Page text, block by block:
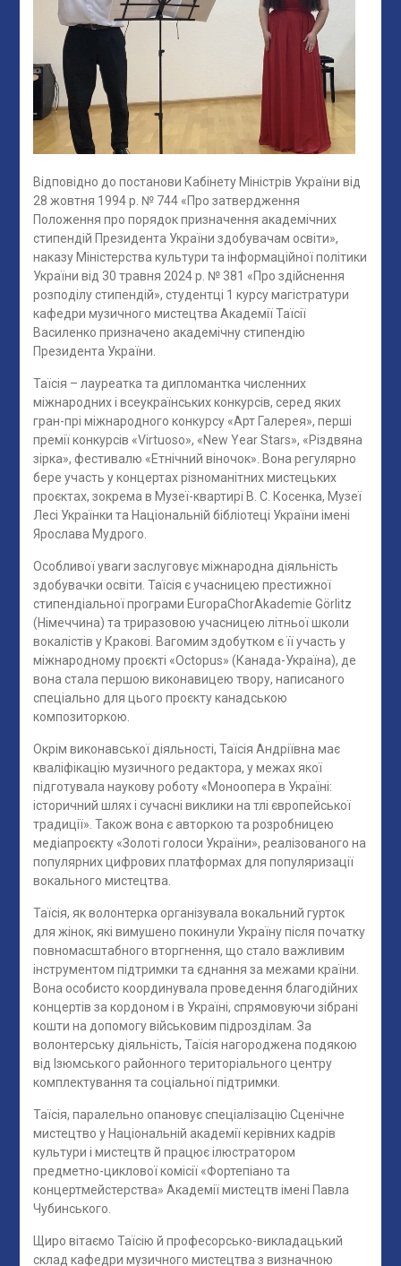
Відповідно до постанови Кабінету Міністрів України від
28 жовтня 1994 р. № 744 «Про затвердження
Положення про порядок призначення академічних
стипендій Президента України здобувачам освіти»,
наказу Міністерства культури та інформаційної політики
України від 30 травня 2024 р. № 381 «Про здійснення
розподілу стипендій», студентці 1 курсу магістратури
кафедри музичного мистецтва Академії Таїсії
Василенко призначено академічну стипендію
Президента України.
Таїсія – лауреатка та дипломантка численних
міжнародних і всеукраїнських конкурсів, серед яких
гран-прі міжнародного конкурсу «Арт Галерея», перші
премії конкурсів «Virtuoso», «New Year Stars», «Різдвяна
зірка», фестивалю «Етнічний віночок». Вона регулярно
бере участь у концертах різноманітних мистецьких
проєктах, зокрема в Музеї-квартирі В. С. Косенка, Музеї
Лесі Українки та Національній бібліотеці України імені
Ярослава Мудрого.
Особливої уваги заслуговує міжнародна діяльність
здобувачки освіти. Таїсія є учасницею престижної
стипендіальної програми EuropaChorAkademie Görlitz
(Німеччина) та триразовою учасницею літньої школи
вокалістів у Кракові. Вагомим здобутком є її участь у
міжнародному проєкті «Octopus» (Канада-Україна), де
вона стала першою виконавицею твору, написаного
спеціально для цього проєкту канадською
композиторкою.
Окрім виконавської діяльності, Таїсія Андріївна має
кваліфікацію музичного редактора, у межах якої
підготувала наукову роботу «Моноопера в Україні:
історичний шлях і сучасні виклики на тлі європейської
традиції». Також вона є авторкою та розробницею
медіапроєкту «Золоті голоси України», реалізованого на
популярних цифрових платформах для популяризації
вокального мистецтва.
Таїсія, як волонтерка організувала вокальний гурток
для жінок, які вимушено покинули Україну після початку
повномасштабного вторгнення, що стало важливим
інструментом підтримки та єднання за межами країни.
Вона особисто координувала проведення благодійних
концертів за кордоном і в Україні, спрямовуючи зібрані
кошти на допомогу військовим підрозділам. За
волонтерську діяльність, Таїсія нагороджена подякою
від Ізюмського районного територіального центру
комплектування та соціальної підтримки.
Таїсія, паралельно опановує спеціалізацію Сценічне
мистецтво у Національній академії керівних кадрів
культури і мистецтв й працює ілюстратором
предметно-циклової комісії «Фортепіано та
концертмейстерства» Академії мистецтв імені Павла
Чубинського.
Щиро вітаємо Таїсію й професорсько-викладацький
склад кафедри музичного мистецтва з визначною